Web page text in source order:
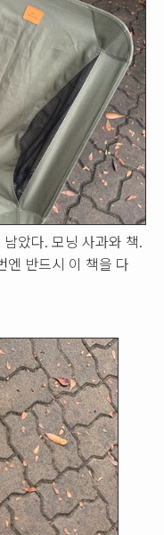
았다. 모닝 사과와 책.
엔 반드시 이 책을 다